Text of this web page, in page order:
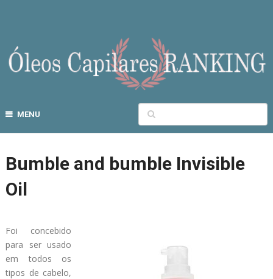
MENU
Bumble and bumble Invisible
Oil
Foi concebido
para ser usado
em todos os
tipos de cabelo,